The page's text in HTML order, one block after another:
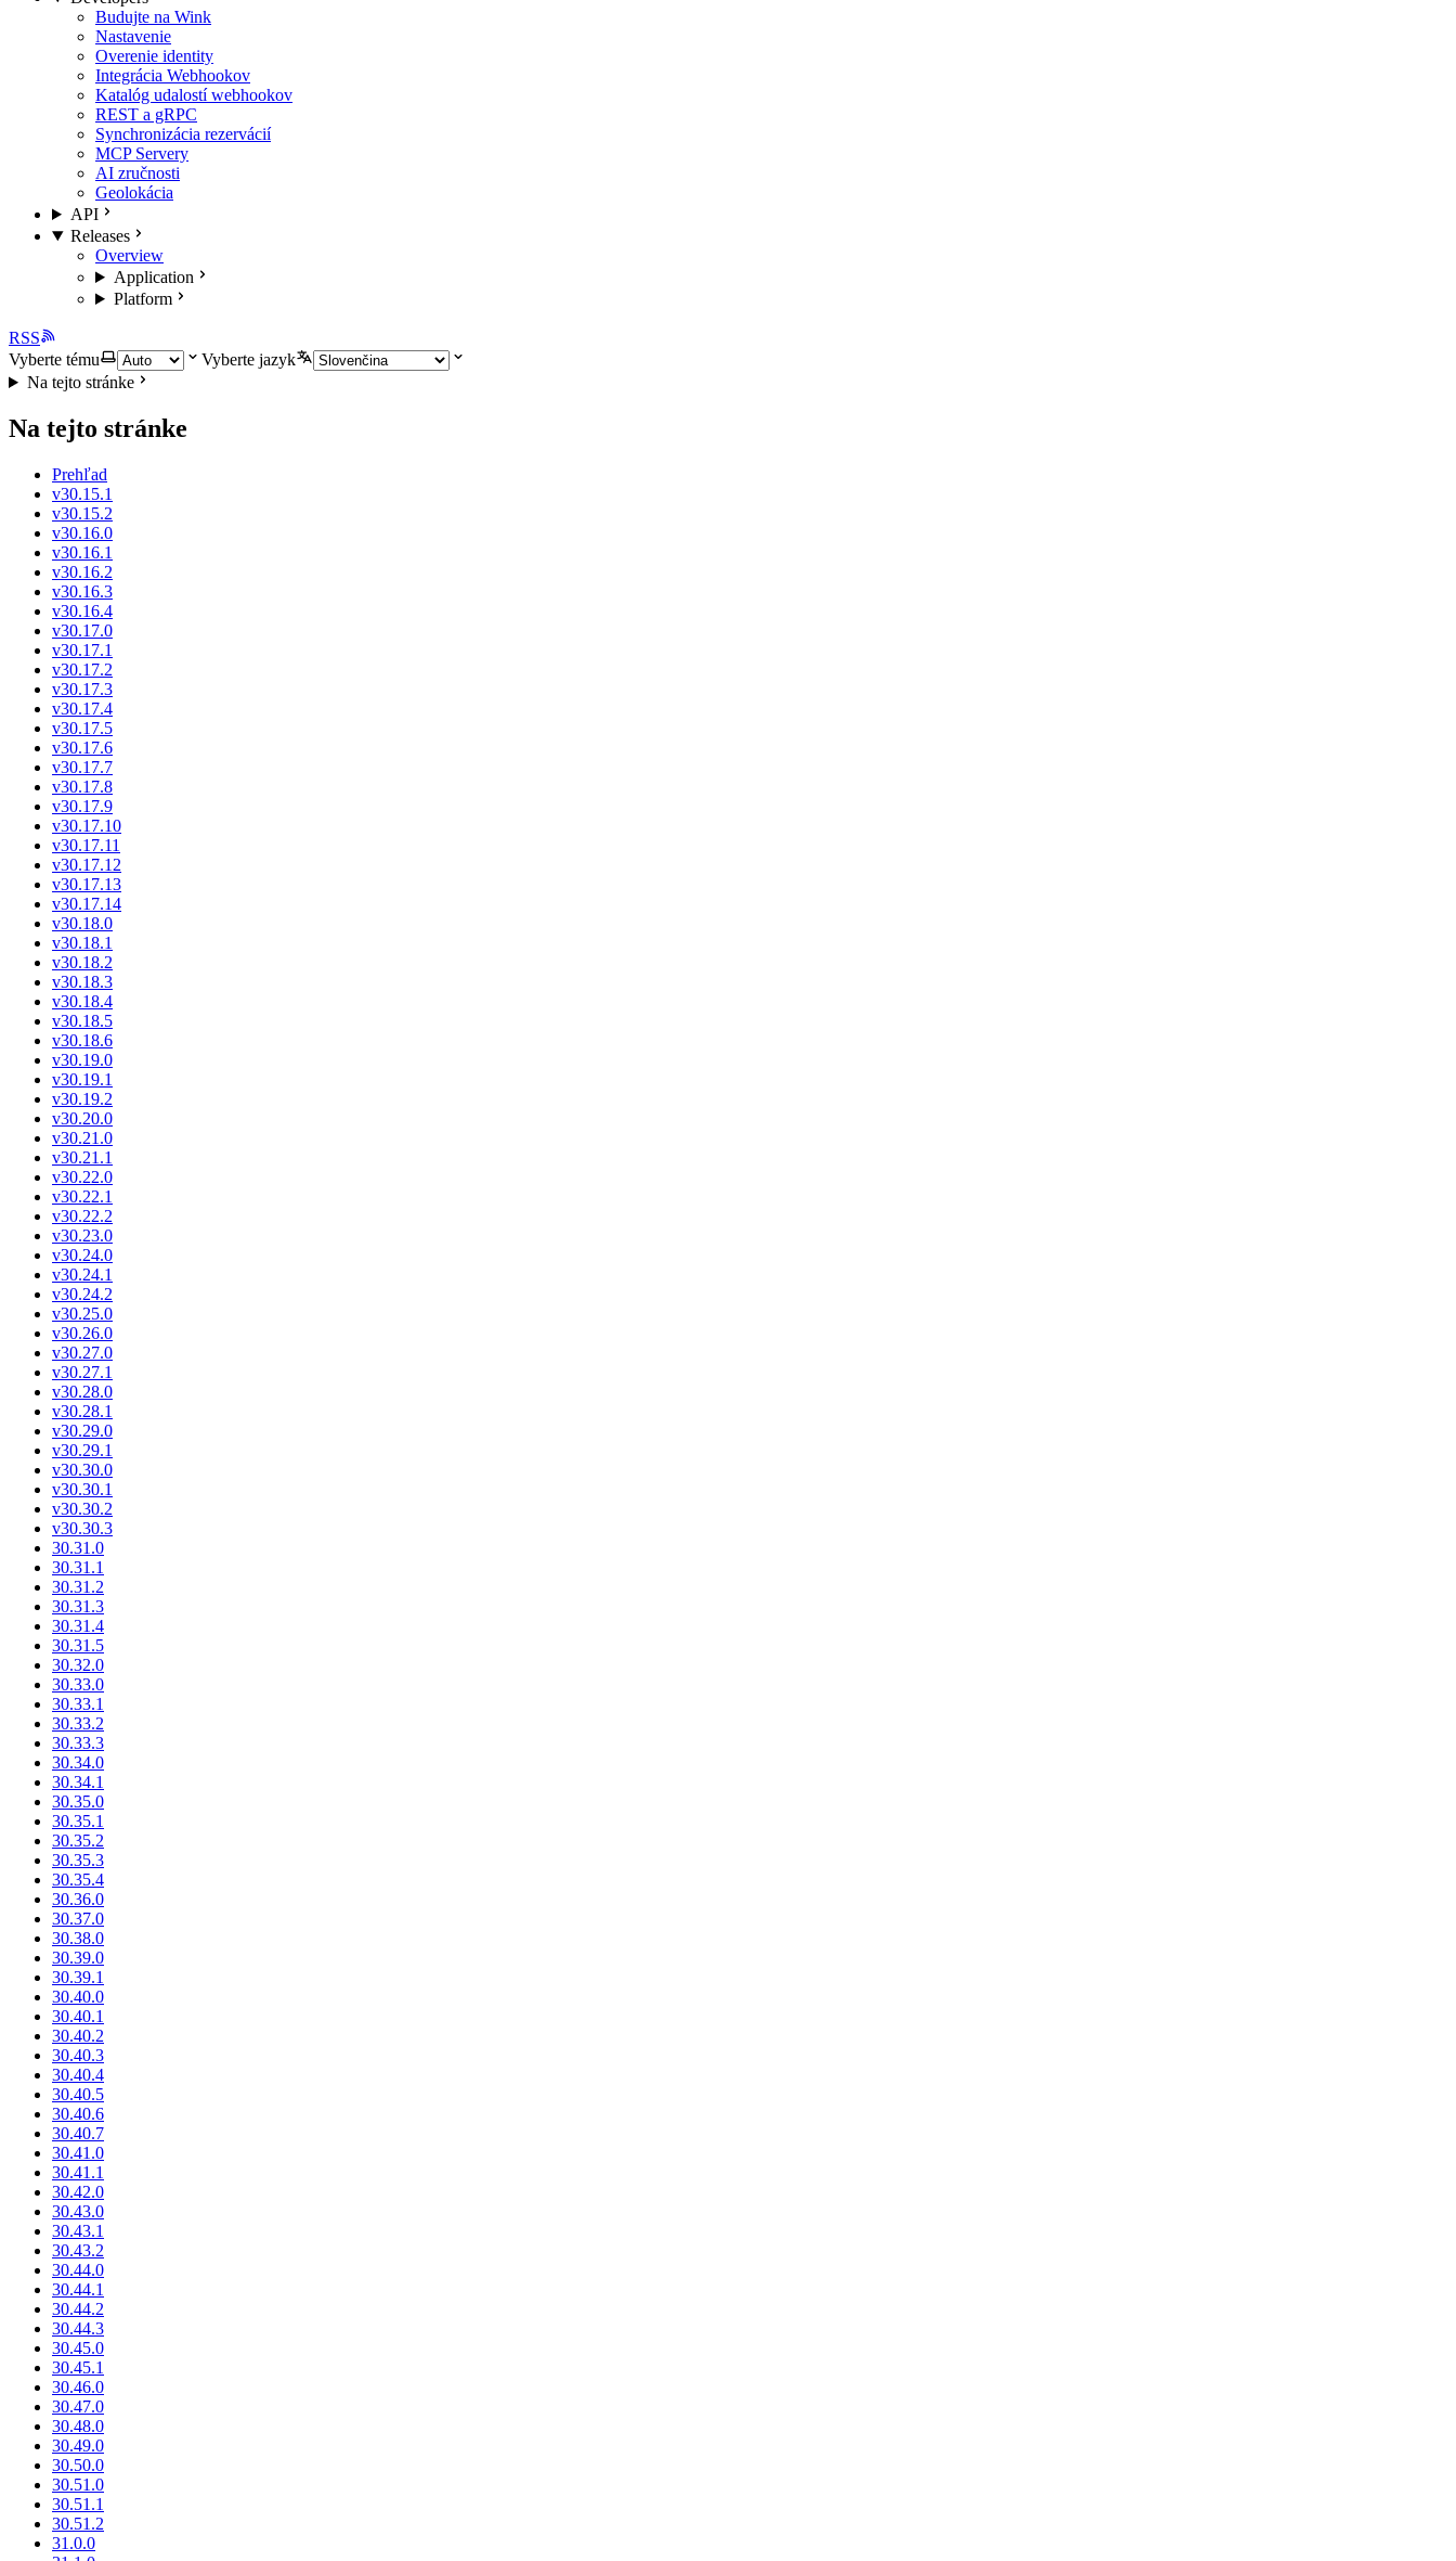
Budujte na Wink
Nastavenie
Overenie identity
Integrácia Webhookov
Katalóg udalostí webhookov
REST a gRPC
Synchronizácia rezervácií
MCP Servery
AI zručnosti
Geolokácia
API
Releases
Overview
Application
Platform
RSS
Vyberte tému
Vyberte jazyk
Na tejto stránke
Na tejto stránke
Prehľad
v30.15.1
v30.15.2
v30.16.0
v30.16.1
v30.16.2
v30.16.3
v30.16.4
v30.17.0
v30.17.1
v30.17.2
v30.17.3
v30.17.4
v30.17.5
v30.17.6
v30.17.7
v30.17.8
v30.17.9
v30.17.10
v30.17.11
v30.17.12
v30.17.13
v30.17.14
v30.18.0
v30.18.1
v30.18.2
v30.18.3
v30.18.4
v30.18.5
v30.18.6
v30.19.0
v30.19.1
v30.19.2
v30.20.0
v30.21.0
v30.21.1
v30.22.0
v30.22.1
v30.22.2
v30.23.0
v30.24.0
v30.24.1
v30.24.2
v30.25.0
v30.26.0
v30.27.0
v30.27.1
v30.28.0
v30.28.1
v30.29.0
v30.29.1
v30.30.0
v30.30.1
v30.30.2
v30.30.3
30.31.0
30.31.1
30.31.2
30.31.3
30.31.4
30.31.5
30.32.0
30.33.0
30.33.1
30.33.2
30.33.3
30.34.0
30.34.1
30.35.0
30.35.1
30.35.2
30.35.3
30.35.4
30.36.0
30.37.0
30.38.0
30.39.0
30.39.1
30.40.0
30.40.1
30.40.2
30.40.3
30.40.4
30.40.5
30.40.6
30.40.7
30.41.0
30.41.1
30.42.0
30.43.0
30.43.1
30.43.2
30.44.0
30.44.1
30.44.2
30.44.3
30.45.0
30.45.1
30.46.0
30.47.0
30.48.0
30.49.0
30.50.0
30.51.0
30.51.1
30.51.2
31.0.0